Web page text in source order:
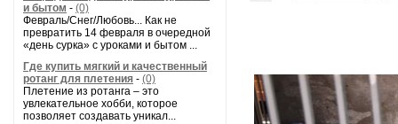
и бытом - (0)
Февраль/Снег/Любовь... Как не
превратить 14 февраля в очередной
«день сурка» с уроками и бытом ...
Где купить мягкий и качественный
ротанг для плетения - (0)
Плетение из ротанга – это
увлекательное хобби, которое
позволяет создавать уникал...